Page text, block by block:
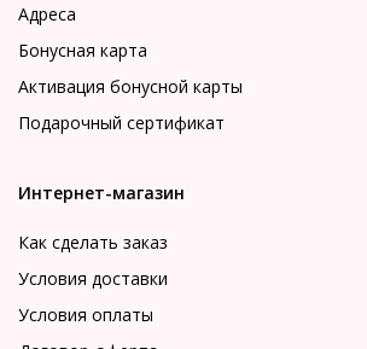
Адреса
Бонусная карта
Активация бонусной карты
Подарочный сертификат
Интернет-магазин
Как сделать заказ
Условия доставки
Условия оплаты